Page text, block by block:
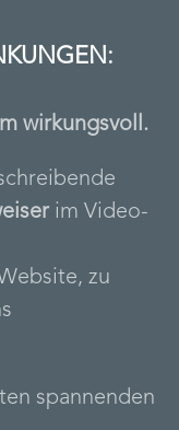
wirkungsvoll.
im Video-
zu
spannenden